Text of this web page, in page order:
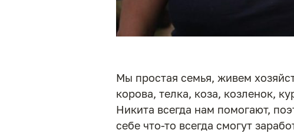
Мы простая семья, живем
корова, телка, коза, козленок,
Никита всегда нам помогают,
себе что-то всегда смогут